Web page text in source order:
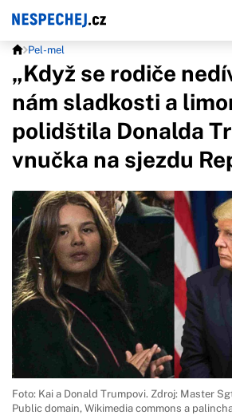
Pel-mel
„Když se rodiče
nám sladkosti a
polidštila Donalda
vnučka na sjezdu
Foto: Kai a Donald Trumpovi. Zdroj: Master
Public domain, Wikimedia commons a